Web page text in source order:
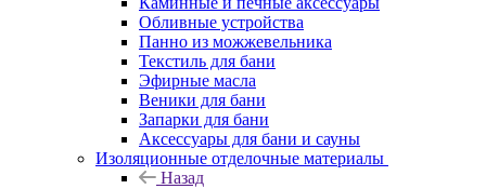
Обливные устройства
Панно из можжевельника
Текстиль для бани
Эфирные масла
Веники для бани
Запарки для бани
Аксессуары для бани и сауны
Изоляционные отделочные материалы
Назад